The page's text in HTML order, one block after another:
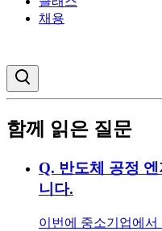
채용
함께 읽은 질문
Q. 반도체 공정
니다.
이번에 중소기업에서